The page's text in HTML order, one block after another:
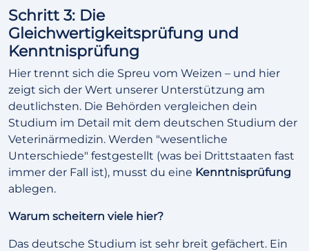
Schritt 3: Die
Gleichwertigkeitsprüfung und
Kenntnisprüfung
Hier trennt sich die Spreu vom Weizen – und hier
zeigt sich der Wert unserer Unterstützung am
deutlichsten. Die Behörden vergleichen dein
Studium im Detail mit dem deutschen Studium der
Veterinärmedizin. Werden "wesentliche
Unterschiede" festgestellt (was bei Drittstaaten fast
immer der Fall ist), musst du eine Kenntnisprüfung
ablegen.
Warum scheitern viele hier?
Das deutsche Studium ist sehr breit gefächert. Ein